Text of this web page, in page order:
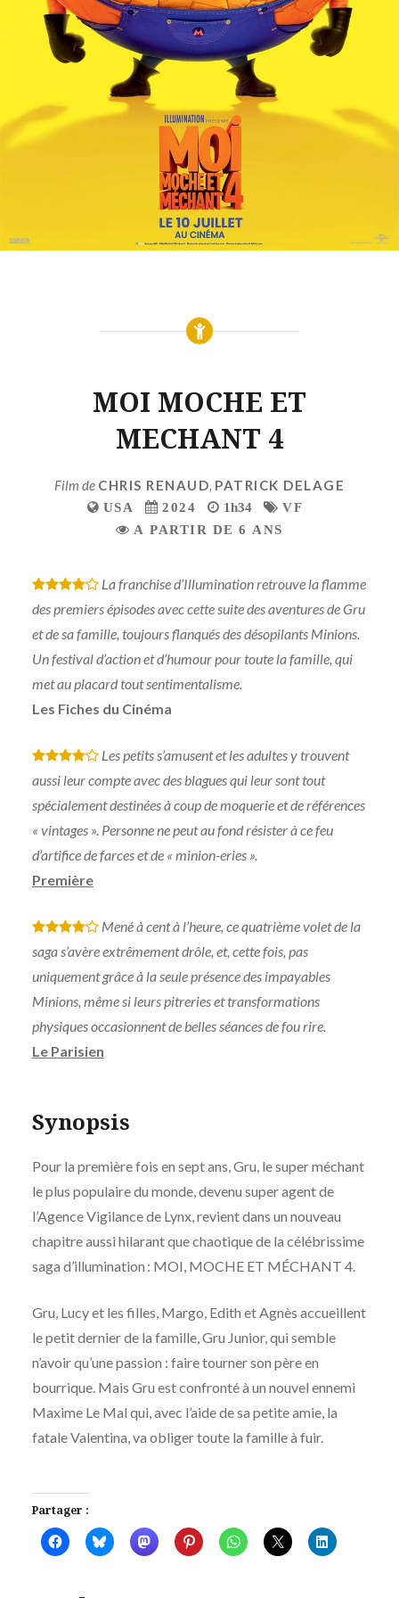
MOI MOCHE ET
MECHANT 4
Film de CHRIS RENAUD, PATRICK DELAGE
USA 2024 1h34
VF
A PARTIR DE 6 ANS
* * * *
La franchise d’Illumination retrouve la flamme
des premiers épisodes avec cette suite des aventures de Gru
et de sa famille, toujours flanqués des désopilants Minions.
Un festival d’action et d’humour pour toute la famille, qui
met au placard tout sentimentalisme.
Les Fiches du Cinéma
* * * *
Les petits s’amusent et les adultes y trouvent
aussi leur compte avec des blagues qui leur sont tout
spécialement destinées à coup de moquerie et de références
« vintages ». Personne ne peut au fond résister à ce feu
d’artifice de farces et de « minion-eries ».
Première
* * * *
Mené à cent à l’heure, ce quatrième volet de la
saga s’avère extrêmement drôle, et, cette fois, pas
uniquement grâce à la seule présence des impayables
Minions, même si leurs pitreries et transformations
physiques occasionnent de belles séances de fou rire.
Le Parisien
Synopsis
Pour la première fois en sept ans, Gru, le super méchant
le plus populaire du monde, devenu super agent de
l’Agence Vigilance de Lynx, revient dans un nouveau
chapitre aussi hilarant que chaotique de la célébrissime
saga d’illumination : MOI, MOCHE ET MÉCHANT 4.
Gru, Lucy et les filles, Margo, Edith et Agnès accueillent
le petit dernier de la famille, Gru Junior, qui semble
n’avoir qu’une passion : faire tourner son père en
bourrique. Mais Gru est confronté à un nouvel ennemi
Maxime Le Mal qui, avec l’aide de sa petite amie, la
fatale Valentina, va obliger toute la famille à fuir.
Partager :